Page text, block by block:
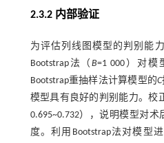
2.3.2 内部验证
为评估列线图模型的判别能
Bootstrap法（B=1 000）对
Bootstrap重抽样法计算模型的C
模型具有良好的判别能力。校
0.695~0.732），说明模型对
度。利用Bootstrap法对模型